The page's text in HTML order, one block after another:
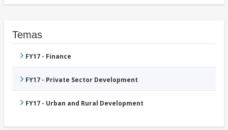
Temas
FY17 - Finance
FY17 - Private Sector Development
FY17 - Urban and Rural Development